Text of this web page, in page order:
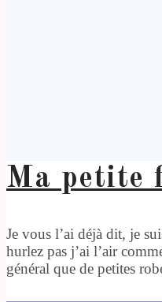
Ma petite
Je vous l’ai déjà dit, je
hurlez pas j’ai l’air
général que de petites